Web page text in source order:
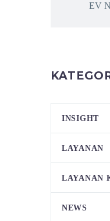
EV
INSIGHT
LAYANAN
LAYANAN
NEWS